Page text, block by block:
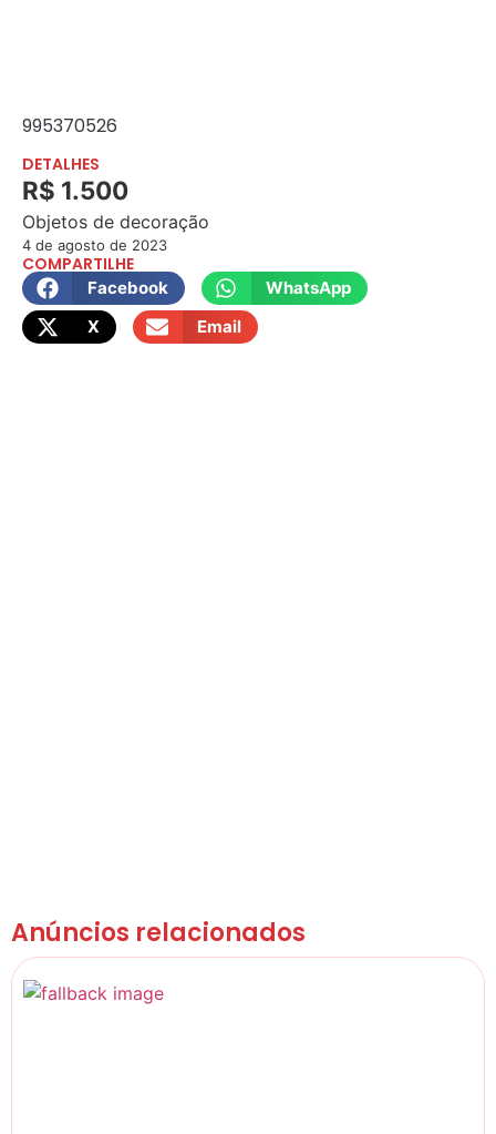
995370526
DETALHES
R$ 1.500
Objetos de decoração
4 de agosto de 2023
COMPARTILHE
Facebook
WhatsApp
X
Email
Anúncios relacionados